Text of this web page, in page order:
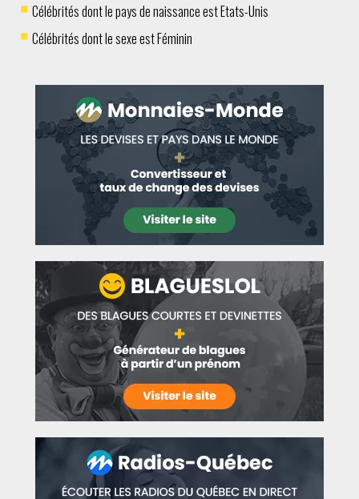
Célébrités dont le pays de naissance est Etats-Unis
Célébrités dont le sexe est Féminin